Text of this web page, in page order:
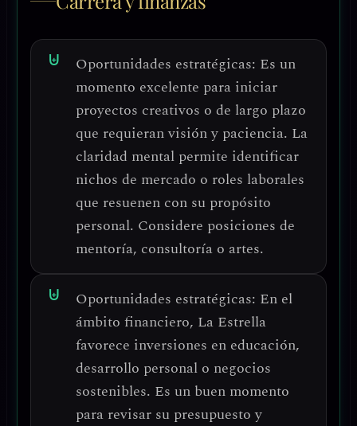
Oportunidades estratégicas: Es un
momento excelente para iniciar
proyectos creativos o de largo plazo
que requieran visión y paciencia. La
claridad mental permite identificar
nichos de mercado o roles laborales
que resuenen con su propósito
personal. Considere posiciones de
mentoría, consultoría o artes.
Oportunidades estratégicas: En el
ámbito financiero, La Estrella
favorece inversiones en educación,
desarrollo personal o negocios
sostenibles. Es un buen momento
para revisar su presupuestoy